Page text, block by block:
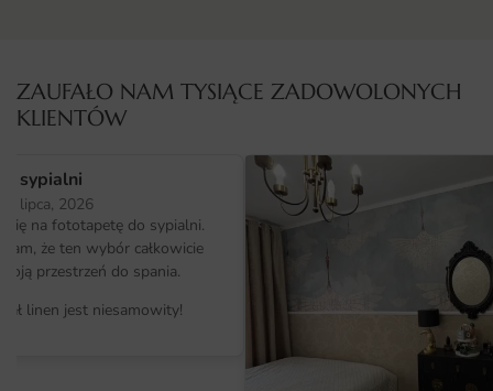
wielu pomieszczeniach domu i mieszkania. Najlepiej
eksponuje się na największej, niezasłoniętej ścianie — za
sofą, łóżkiem, biurkiem lub stołem jadalnianym.
Motyw doskonale wpisuje się w aranżacje skandynawskie,
nowoczesne, japandi oraz w stylu loftowym. Sprawdzi się
również w klimatycznych wnętrzach klasycznych, gdzie
pełni rolę zaskakującego akcentu. Zobacz więcej propozycji
w kolekcjiFototapety do salonu
, by dobrać idealny
ZAUFAŁO NAM TYSIĄCE ZADOWOLONYCH
KLIENTÓW
sypialni
lipca, 2026
się na fototapetę do sypialni.
że ten wybór całkowicie
przestrzeń do spania.
linen jest niesamowity!